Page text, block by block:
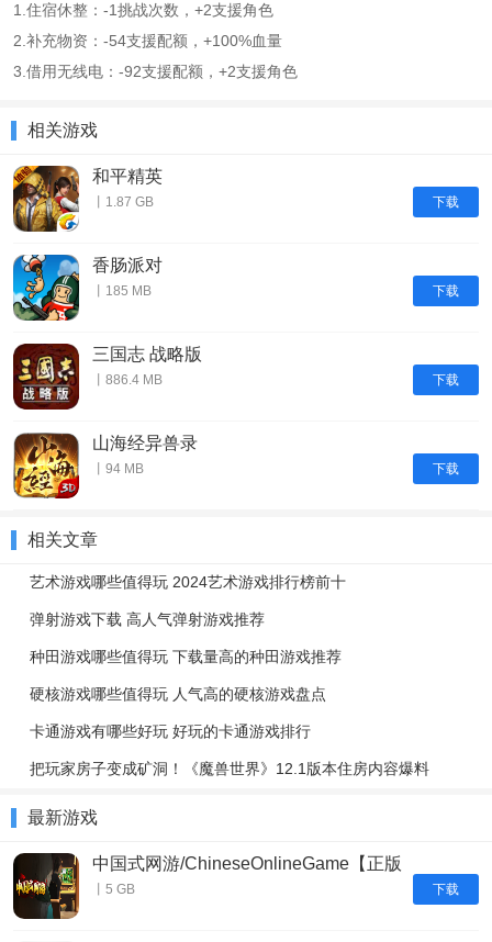
1.住宿休整：-1挑战次数，+2支援角色
2.补充物资：-54支援配额，+100%血量
3.借用无线电：-92支援配额，+2支援角色
相关游戏
下载
和平精英
丨1.87 GB
下载
香肠派对
丨185 MB
下载
三国志 战略版
丨886.4 MB
下载
山海经异兽录
丨94 MB
相关文章
艺术游戏哪些值得玩 2024艺术游戏排行榜前十
弹射游戏下载 高人气弹射游戏推荐
种田游戏哪些值得玩 下载量高的种田游戏推荐
硬核游戏哪些值得玩 人气高的硬核游戏盘点
卡通游戏有哪些好玩 好玩的卡通游戏排行
把玩家房子变成矿洞！《魔兽世界》12.1版本住房内容爆料
最新游戏
下载
中国式网游/ChineseOnlineGame【正版
账号】
丨5 GB